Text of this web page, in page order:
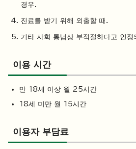
경우.
진료를 받기 위해 외출할 때.
기타 사회 통념상 부적절하다고 인정
이용 시간
만 18세 이상 월 25시간
18세 미만 월 15시간
이용자 부담료